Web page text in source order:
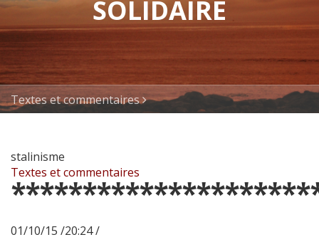
SOLIDAIRE
Textes et commentaires
stalinisme
Textes et commentaires
01/10/15 /20:24 /